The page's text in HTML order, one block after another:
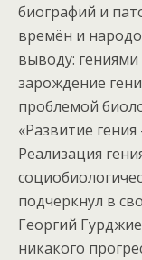
биографий и
времён и
выводу:
зарождение
проблемой
«Развитие
Реализация
подчеркнул в
Георгий
никакого